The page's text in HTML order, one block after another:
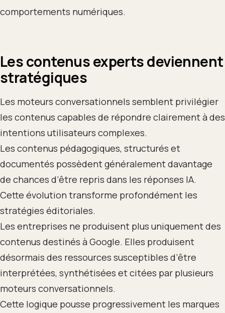
comportements numériques.
Les contenus experts deviennent
stratégiques
Les moteurs conversationnels semblent privilégier
les contenus capables de répondre clairement à des
intentions utilisateurs complexes.
Les contenus pédagogiques, structurés et
documentés possèdent généralement davantage
de chances d’être repris dans les réponses IA.
Cette évolution transforme profondément les
stratégies éditoriales.
Les entreprises ne produisent plus uniquement des
contenus destinés à Google. Elles produisent
désormais des ressources susceptibles d’être
interprétées, synthétisées et citées par plusieurs
moteurs conversationnels.
Cette logique pousse progressivement les marques